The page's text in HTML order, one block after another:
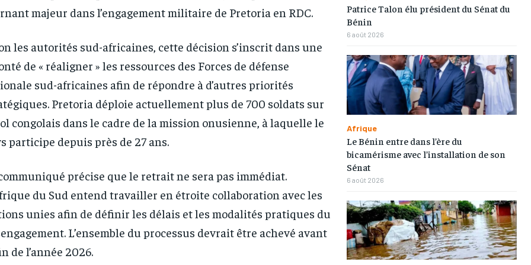
and you
RECOMMENDED
1-YEAR
/ year
Pay now and you get access to exclusive
news and articles for a whole year.
By agreeing to this tier, you are billed
every month after the first one until you
opt out of the monthly subscription.
and you
RECOMMENDED
1-YEAR
/ year
Pay now and you get access to exclusive
news and articles for a whole year.
By agreeing to this tier, you are billed
every month after the first one until you
opt out of the monthly subscription.
majeur dans l’engagement militaire de Pretoria en RDC.
les autorités sud-africaines, cette décision s’inscrit dans une
de « réaligner » les ressources des Forces de défense
sud-africaines afin de répondre à d’autres priorités
Pretoria déploie actuellement plus de 700 soldats sur
congolais dans le cadre de la mission onusienne, à laquelle le
participe depuis près de 27 ans.
précise que le retrait ne sera pas immédiat.
du Sud entend travailler en étroite collaboration avec les
unies afin de définir les délais et les modalités pratiques du
L’ensemble du processus devrait être achevé avant
de l’année 2026.
Patrice Talon élu président du Sénat du
Bénin
6 août 2026
Afrique
Le Bénin entre dans l’ère du
bicamérisme avec l’installation de son
Sénat
6 août 2026